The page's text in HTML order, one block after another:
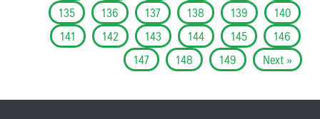
135
136 137 138 139
140
141
142 143 144 145
146
147
148 149 Next »